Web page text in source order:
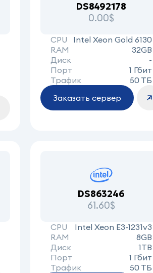
DS8492178
0.00$
CPU
Intel Xeon Gold 6130
RAM
32GB
Диск
-
Порт
1 Гбит
Трафик
50 ТБ
Заказать сервер
DS863246
61.60$
CPU
Intel Xeon E3-1231v3
RAM
8GB
Диск
1TB
Порт
1 Гбит
Трафик
50 ТБ